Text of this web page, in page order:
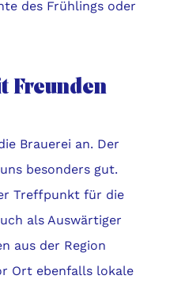
des Frühlings oder
Freunden
Brauerei an. Der
besonders gut.
Treffpunkt für die
als Auswärtiger
aus der Region
Ort ebenfalls lokale